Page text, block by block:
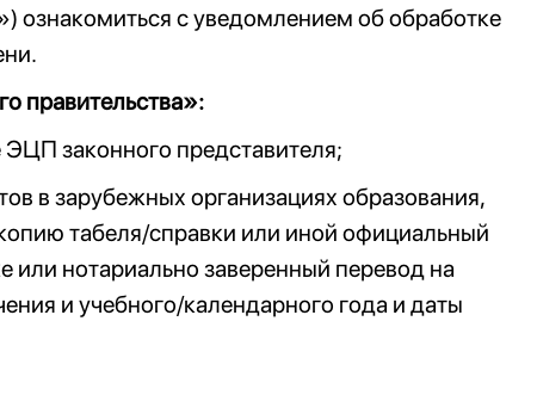
ознакомиться с уведомлением об обработке
правительства»:
ЭЦП законного представителя;
в зарубежных организациях образования,
табеля/справки или иной официальный
нотариально заверенный перевод на
и учебного/календарного года и даты